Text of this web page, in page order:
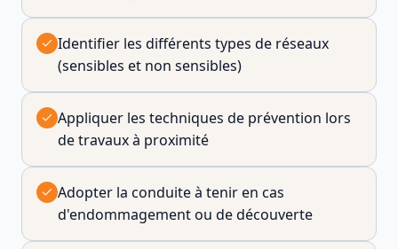
Identifier les différents types de réseaux
(sensibles et non sensibles)
Appliquer les techniques de prévention lors
de travaux à proximité
Adopter la conduite à tenir en cas
d'endommagement ou de découverte